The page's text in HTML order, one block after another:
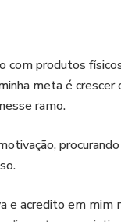
produtos
meta é
ramo.
acredito em mim